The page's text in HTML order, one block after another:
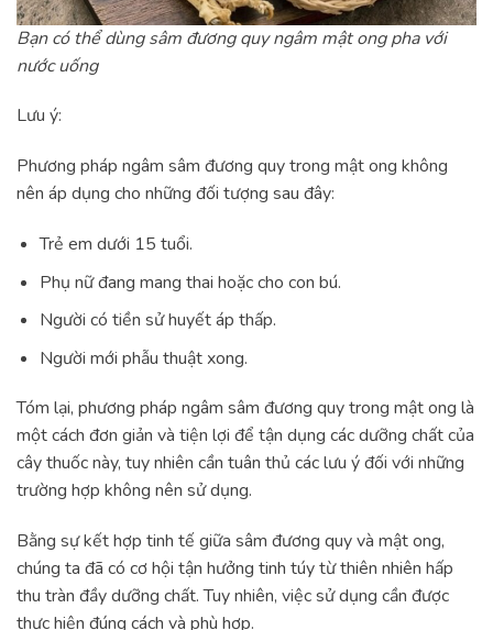
Bạn có thể dùng sâm đương quy ngâm mật ong pha với
nước uống
Lưu ý:
Phương pháp ngâm sâm đương quy trong mật ong không
nên áp dụng cho những đối tượng sau đây:
Trẻ em dưới 15 tuổi.
Phụ nữ đang mang thai hoặc cho con bú.
Người có tiền sử huyết áp thấp.
Người mới phẫu thuật xong.
Tóm lại, phương pháp ngâm sâm đương quy trong mật ong là
một cách đơn giản và tiện lợi để tận dụng các dưỡng chất của
cây thuốc này, tuy nhiên cần tuân thủ các lưu ý đối với những
trường hợp không nên sử dụng.
Bằng sự kết hợp tinh tế giữa sâm đương quy và mật ong,
chúng ta đã có cơ hội tận hưởng tinh túy từ thiên nhiên hấp
thu tràn đầy dưỡng chất. Tuy nhiên, việc sử dụng cần được
thực hiện đúng cách và phù hợp.